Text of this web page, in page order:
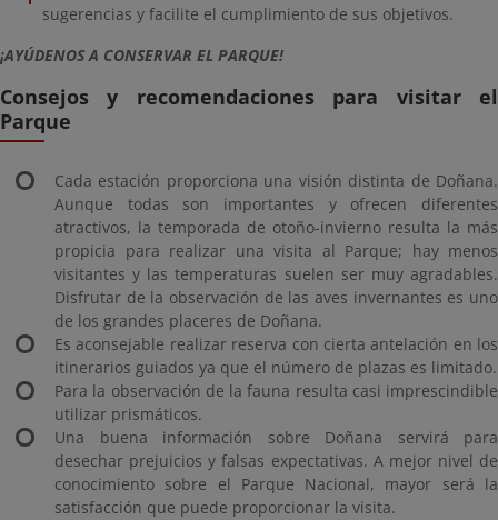
sugerencias y facilite el cumplimiento de sus objetivos.
¡AYÚDENOS A CONSERVAR EL PARQUE!
Consejos y recomendaciones para visitar el
Parque
Cada estación proporciona una visión distinta de Doñana.
Aunque todas son importantes y ofrecen diferentes
atractivos, la temporada de otoño-invierno resulta la más
propicia para realizar una visita al Parque; hay menos
visitantes y las temperaturas suelen ser muy agradables.
Disfrutar de la observación de las aves invernantes es uno
de los grandes placeres de Doñana.
Es aconsejable realizar reserva con cierta antelación en los
itinerarios guiados ya que el número de plazas es limitado.
Para la observación de la fauna resulta casi imprescindible
utilizar prismáticos.
Una buena información sobre Doñana servirá para
desechar prejuicios y falsas expectativas. A mejor nivel de
conocimiento sobre el Parque Nacional, mayor será la
satisfacción que puede proporcionar la visita.